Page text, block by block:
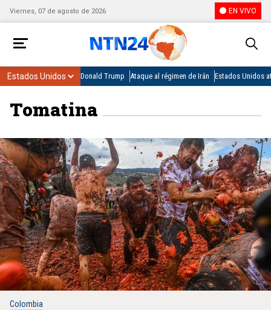
Viernes, 07 de agosto de 2026 EN VIVO
Donald Trump Ataque al régimen de Irán Estados Unidos
Tomatina
Colombia